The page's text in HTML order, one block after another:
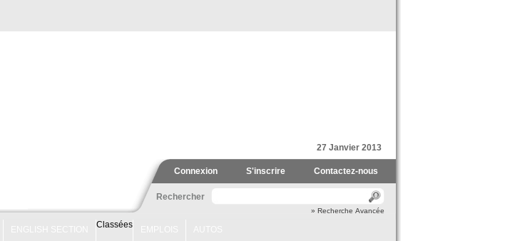
27 Janvier 2013
Connexion S'inscrire Contactez-nous
Rechercher
» Recherche Avancée
Classées